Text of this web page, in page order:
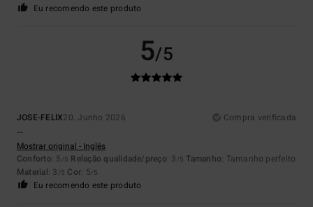
Eu recomendo este produto
5/5
JOSE-FELIX20. Junho 2026
Compra verificada
...
Mostrar original - Inglês
Conforto: 5 /5 Relação qualidade/preço: 3 /5 Tamanho: Tamanho perfeito
Material: 3 /5 Cor: 5/5
Eu recomendo este produto